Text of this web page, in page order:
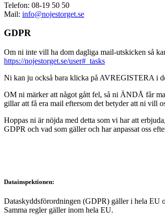
Telefon: 08-19 50 50
Mail: info@nojestorget.se
GDPR
Om ni inte vill ha dom dagliga mail-utskicken så
https://nojestorget.se/user#_tasks
Ni kan ju också bara klicka på AVREGISTERA i
OM ni märker att något gått fel, så ni ÄNDÅ får
gillar att få era mail eftersom det betyder att ni vill
Hoppas ni är nöjda med detta som vi har att
GDPR och vad som gäller och har anpassat oss
Datainspektionen:
Dataskyddsförordningen (GDPR) gäller i hela EU
Samma regler gäller inom hela EU.